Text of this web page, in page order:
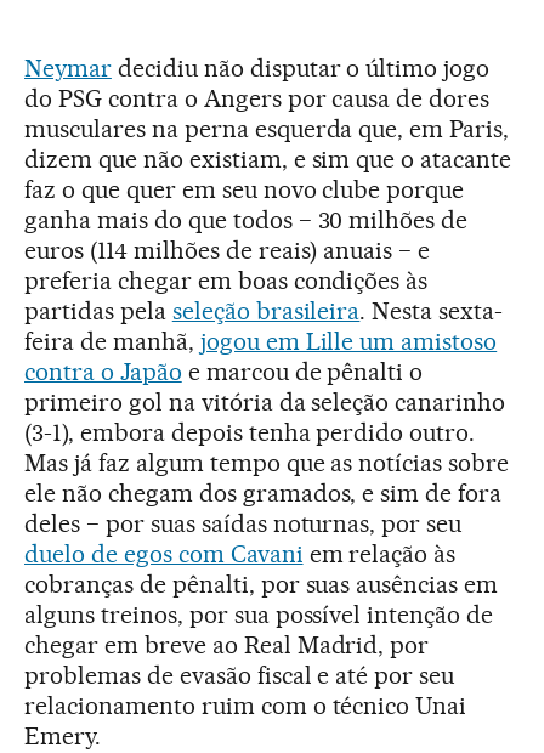
Neymardecidiu não disputar o último jogo
do PSG contra o Angers por causa de dores
musculares na perna esquerda que, em Paris,
dizem que não existiam, e sim que o atacante
faz o que quer em seu novo clube porque
ganha mais do que todos − 30 milhões de
euros (114 milhões de reais) anuais − e
preferia chegar em boas condições às
partidas pela seleção brasileira. Nesta sexta-
feira de manhã, jogou em Lille um amistoso
contra o Japão e marcou de pênalti o
primeiro gol na vitória da seleção canarinho
(3-1), embora depois tenha perdido outro.
Mas já faz algum tempo que as notícias sobre
ele não chegam dos gramados, e sim de fora
deles − por suas saídas noturnas, por seu
duelo de egos com Cavani em relação às
cobranças de pênalti, por suas ausências em
alguns treinos, por sua possível intenção de
chegar em breve ao Real Madrid, por
problemas de evasão fiscal e até por seu
relacionamento ruim com o técnico Unai
Emery.